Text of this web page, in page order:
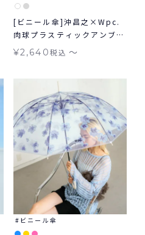
[ビニール傘]沖昌之×Wpc.
肉球プラスティックアンブレ
にゃん ドット 雨傘 長傘 折
¥2,640税込 〜
ビニール傘